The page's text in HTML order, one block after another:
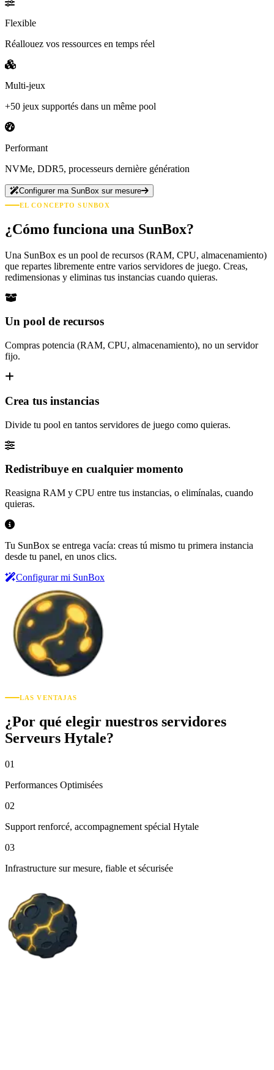
Flexible
Réallouez vos ressources en temps réel
Multi-jeux
+50 jeux supportés dans un même pool
Performant
NVMe, DDR5, processeurs dernière génération
Configurer ma SunBox sur mesure
EL CONCEPTO SUNBOX
¿Cómo funciona una SunBox?
Una SunBox es un pool de recursos (RAM, CPU, almacenamiento)
que repartes libremente entre varios servidores de juego. Creas,
redimensionas y eliminas tus instancias cuando quieras.
Un pool de recursos
Compras potencia (RAM, CPU, almacenamiento), no un servidor
fijo.
Crea tus instancias
Divide tu pool en tantos servidores de juego como quieras.
Redistribuye en cualquier momento
Reasigna RAM y CPU entre tus instancias, o elimínalas, cuando
quieras.
Tu SunBox se entrega vacía: creas tú mismo tu primera instancia
desde tu panel, en unos clics.
Configurar mi SunBox
LAS VENTAJAS
¿Por qué elegir nuestros servidores
Serveurs Hytale?
01
Performances Optimisées
02
Support renforcé, accompagnement spécial Hytale
03
Infrastructure sur mesure, fiable et sécurisée